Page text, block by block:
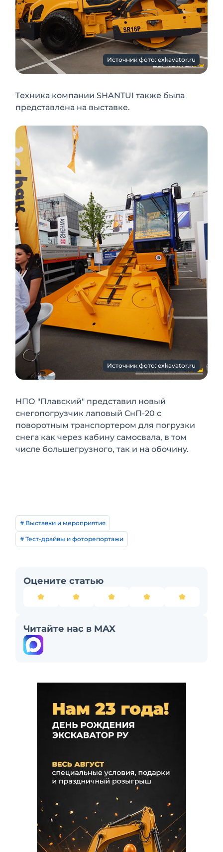
Источник фото: exkavator.ru
Техника компании SHANTUI также была
представлена на выставке.
Источник фото: exkavator.ru
НПО "Плавский" представил новый
снегопогрузчик лаповый СнП-20 с
поворотным транспортером для погрузки
снега как через кабину самосвала, в том
числе большегрузного, так и на обочину.
# Выставки и мероприятия
# Тест-драйвы и фоторепортажи
Оцените статью
Читайте нас в MAX